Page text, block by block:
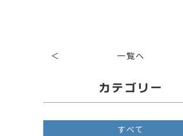
＜ 一覧へ
カテゴリー
すべて